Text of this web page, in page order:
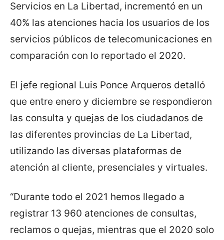
Servicios en La Libertad, incrementó en un
40% las atenciones hacia los usuarios de los
servicios públicos de telecomunicaciones en
comparación con lo reportado el 2020.
El jefe regional Luis Ponce Arqueros detalló
que entre enero y diciembre se respondieron
las consulta y quejas de los ciudadanos de
las diferentes provincias de La Libertad,
utilizando las diversas plataformas de
atención al cliente, presenciales y virtuales.
“Durante todo el 2021 hemos llegado a
registrar 13 960 atenciones de consultas,
reclamos o quejas, mientras que el 2020 solo